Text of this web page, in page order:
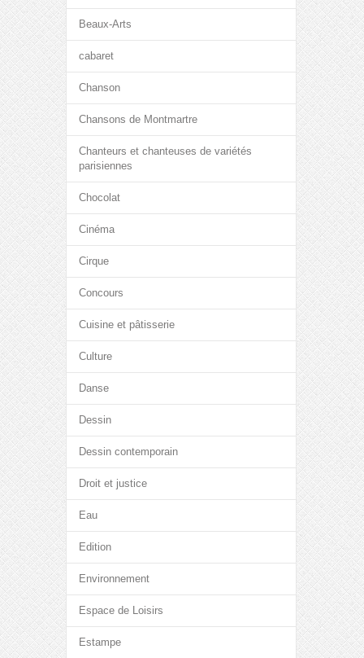
Beaux-Arts
cabaret
Chanson
Chansons de Montmartre
Chanteurs et chanteuses de variétés
parisiennes
Chocolat
Cinéma
Cirque
Concours
Cuisine et pâtisserie
Culture
Danse
Dessin
Dessin contemporain
Droit et justice
Eau
Edition
Environnement
Espace de Loisirs
Estampe